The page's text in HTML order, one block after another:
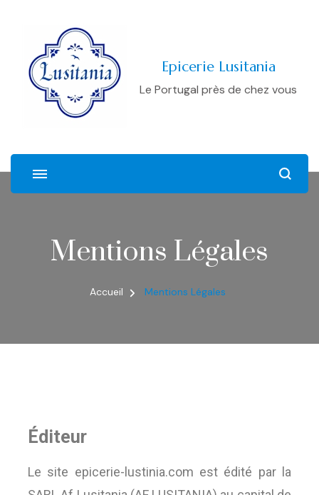
Epicerie Lusitania
Le Portugal près de chez vous
Mentions Légales
Accueil Mentions Légales
Éditeur
Le site epicerie-lustinia.com est édité par la